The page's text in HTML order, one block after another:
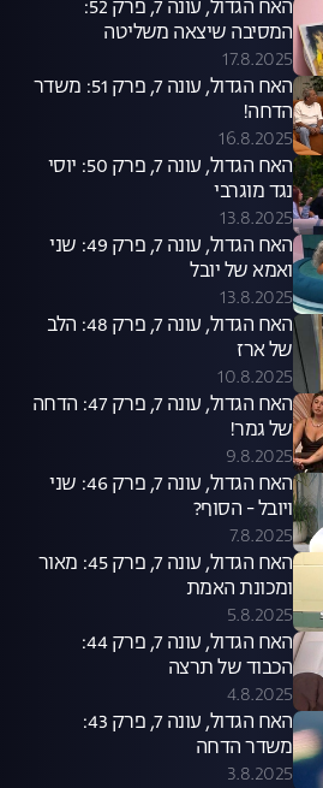
האח הגדול, עונה 7, פרק 52:
המסיבה שיצאה משליטה
17.8.2025
האח הגדול, עונה 7, פרק 51: משדר
הדחה!
16.8.2025
האח הגדול, עונה 7, פרק 50: יוסי
נגד מוגרבי
13.8.2025
האח הגדול, עונה 7, פרק 49: שני
ואמא של יובל
13.8.2025
האח הגדול, עונה 7, פרק 48: הלב
של ארז
10.8.2025
האח הגדול, עונה 7, פרק 47: הדחה
של גמר!
9.8.2025
האח הגדול, עונה 7, פרק 46: שני
ויובל - הסוף?
7.8.2025
האח הגדול, עונה 7, פרק 45: מאור
ומכונת האמת
5.8.2025
האח הגדול, עונה 7, פרק 44:
הכבוד של תרצה
4.8.2025
האח הגדול, עונה 7, פרק 43:
משדר הדחה
3.8.2025